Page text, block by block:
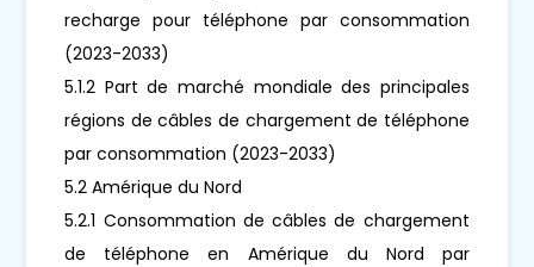
recharge pour téléphone par consommation
(2023-2033)
5.1.2 Part de marché mondiale des principales
régions de câbles de chargement de téléphone
par consommation (2023-2033)
5.2 Amérique du Nord
5.2.1 Consommation de câbles de chargement
de téléphone en Amérique du Nord par